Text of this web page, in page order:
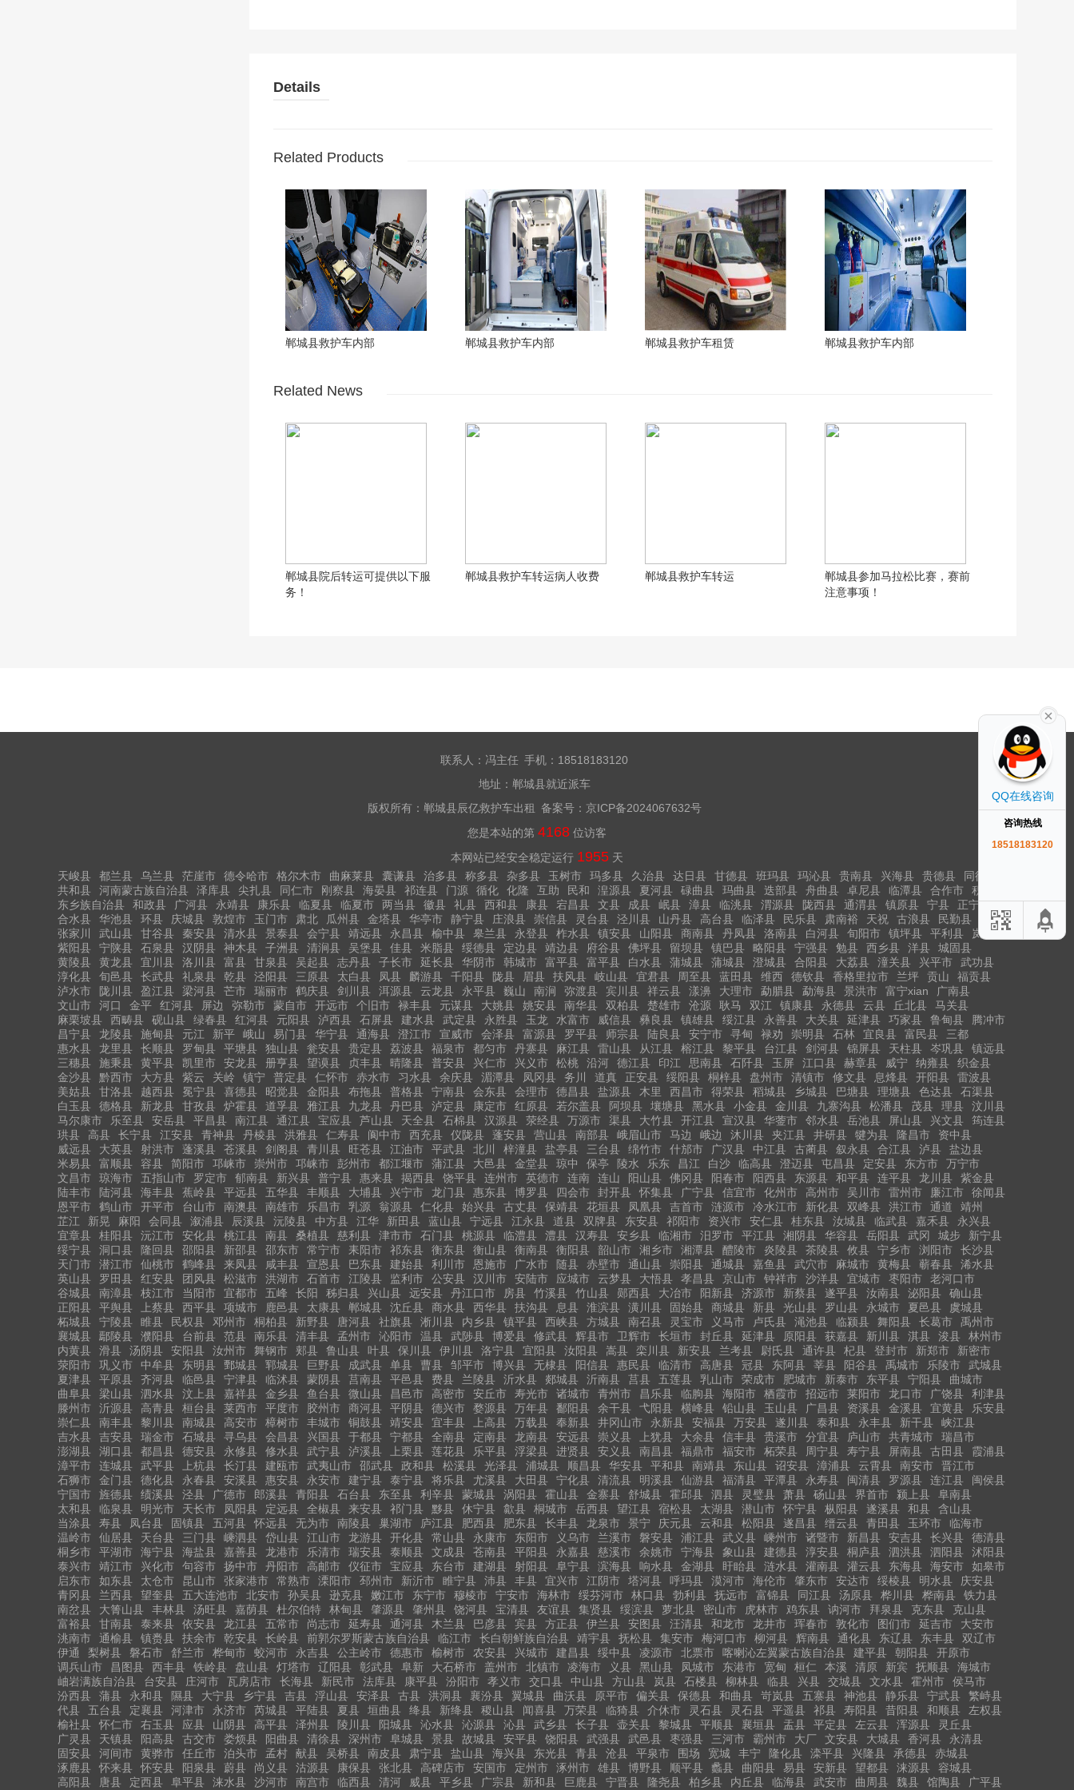
Details
Related Products
郸城县救护车内部 郸城县救护车内部 郸城县救护车租赁 郸城县救护车内部
Related News
郸城县院后转运可提供以下服
务！
郸城县救护车转运病人收费 郸城县救护车转运
郸城县参加马拉松比赛，赛前
注意事项！
联系人：冯主任 手机：18518183120
地址：郸城县就近派车
版权所有：郸城县辰亿救护车出租 备案号： 京ICP备2024067632号
您是本站的第 4168 位访客
本网站已经安全稳定运行 1955 天
天峻县
都兰县 乌兰县 茫崖市 德令哈市 格尔木市 曲麻莱县 囊谦县 治多县 称多县 杂多县 玉树市 玛多县 久治县 达日县 甘德县 班玛县 玛沁县 贵南县 兴海县 贵德县
同德县
共和县
河南蒙古族自治县 泽库县 尖扎县 同仁市 刚察县 海晏县 祁连县 门源 循化 化隆 互助 民和 湟源县 夏河县 碌曲县 玛曲县 迭部县 舟曲县 卓尼县 临潭县 合作市
积石山
东乡族自治县
和政县 广河县 永靖县 康乐县 临夏县 临夏市 两当县 徽县 礼县 西和县 康县 宕昌县 文县 成县 岷县 漳县 临洮县 渭源县 陇西县 通渭县 镇原县 宁县
正宁县
合水县
华池县 环县 庆城县 敦煌市 玉门市 肃北 瓜州县 金塔县 华亭市 静宁县 庄浪县 崇信县 灵台县 泾川县 山丹县 高台县 临泽县 民乐县 肃南裕 天祝 古浪县
民勤县
张家川
武山县 甘谷县 秦安县 清水县 景泰县 会宁县 靖远县 永昌县 榆中县 皋兰县 永登县 柞水县 镇安县 山阳县 商南县 丹凤县 洛南县 白河县 旬阳市 镇坪县 平利县
岚皋县
紫阳县
宁陕县 石泉县 汉阴县 神木县 子洲县 清涧县 吴堡县 佳县 米脂县 绥德县 定边县 靖边县 府谷县 佛坪县 留坝县 镇巴县 略阳县 宁强县 勉县 西乡县 洋县
城固县
黄陵县
黄龙县 宜川县 洛川县 富县 甘泉县 吴起县 志丹县 子长市 延长县 华阴市 韩城市 富平县 富平县 白水县 蒲城县 蒲城县 澄城县 合阳县 大荔县 潼关县 兴平市
武功县
淳化县
旬邑县 长武县 礼泉县 乾县 泾阳县 三原县 太白县 凤县 麟游县 千阳县 陇县 眉县 扶风县 岐山县 宜君县 周至县 蓝田县 维西 德钦县 香格里拉市 兰坪 贡山
福贡县
泸水市
陇川县 盈江县 梁河县 芒市 瑞丽市 鹤庆县 剑川县 洱源县 云龙县 永平县 巍山 南涧 弥渡县 宾川县 祥云县 漾濞 大理市 勐腊县 勐海县 景洪市 富宁xian
广南县
文山市
河口 金平 红河县 屏边 弥勒市 蒙自市 开远市 个旧市 禄丰县 元谋县 大姚县 姚安县 南华县 双柏县 楚雄市 沧源 耿马 双江 镇康县 永德县 云县 丘北县
马关县
麻栗坡县
西畴县 砚山县 绿春县 红河县 元阳县 泸西县 石屏县 建水县 武定县 永胜县 玉龙 水富市 威信县 彝良县 镇雄县 绥江县 永善县 大关县 延津县 巧家县 鲁甸县
腾冲市
昌宁县
龙陵县 施甸县 元江 新平 峨山 易门县 华宁县 通海县 澄江市 宣威市 会泽县 富源县 罗平县 师宗县 陆良县 安宁市 寻甸 禄劝 崇明县 石林 宜良县 富民县
三都
惠水县
龙里县 长顺县 罗甸县 平塘县 独山县 瓮安县 贵定县 荔波县 福泉市 都匀市 丹寨县 麻江县 雷山县 从江县 榕江县 黎平县 台江县 剑河县 锦屏县 天柱县 岑巩县
镇远县
三穗县
施秉县 黄平县 凯里市 安龙县 册亨县 望谟县 贞丰县 晴隆县 普安县 兴仁市 兴义市 松桃 沿河 德江县 印江 思南县 石阡县 玉屏 江口县 赫章县 威宁 纳雍县
织金县
金沙县
黔西市 大方县 紫云 关岭 镇宁 普定县 仁怀市 赤水市 习水县 余庆县 湄潭县 凤冈县 务川 道真 正安县 绥阳县 桐梓县 盘州市 清镇市 修文县 息烽县 开阳县
雷波县
美姑县
甘洛县 越西县 冕宁县 喜德县 昭觉县 金阳县 布拖县 普格县 宁南县 会东县 会理市 德昌县 盐源县 木里 西昌市 得荣县 稻城县 乡城县 巴塘县 理塘县 色达县
石渠县
白玉县
德格县 新龙县 甘孜县 炉霍县 道孚县 雅江县 九龙县 丹巴县 泸定县 康定市 红原县 若尔盖县 阿坝县 壤塘县 黑水县 小金县 金川县 九寨沟县 松潘县 茂县 理县
汶川县
马尔康市
乐至县 安岳县 平昌县 南江县 通江县 宝应县 芦山县 天全县 石棉县 汉源县 荥经县 万源市 渠县 大竹县 开江县 宣汉县 华蓥市 邻水县 岳池县 屏山县 兴文县
筠连县
珙县
高县 长宁县 江安县 青神县 丹棱县 洪雅县 仁寿县 阆中市 西充县 仪陇县 蓬安县 营山县 南部县 峨眉山市 马边 峨边 沐川县 夹江县 井研县 犍为县 隆昌市
资中县
威远县
大英县 射洪市 蓬溪县 苍溪县 剑阁县 青川县 旺苍县 江油市 平武县 北川 梓潼县 盐亭县 三台县 绵竹市 什邡市 广汉县 中江县 古蔺县 叙永县 合江县 泸县
盐边县
米易县
富顺县 容县 简阳市 邛崃市 崇州市 邛崃市 彭州市 都江堰市 蒲江县 大邑县 金堂县 琼中 保亭 陵水 乐东 昌江 白沙 临高县 澄迈县 屯昌县 定安县 东方市
万宁市
文昌市
琼海市 五指山市 罗定市 郁南县 新兴县 普宁县 惠来县 揭西县 饶平县 连州市 英德市 连南 连山 阳山县 佛冈县 阳春市 阳西县 东源县 和平县 连平县 龙川县
紫金县
陆丰市
陆河县 海丰县 蕉岭县 平远县 五华县 丰顺县 大埔县 兴宁市 龙门县 惠东县 博罗县 四会市 封开县 怀集县 广宁县 信宜市 化州市 高州市 吴川市 雷州市 廉江市
徐闻县
恩平市
鹤山市 开平市 台山市 南澳县 南雄市 乐昌市 乳源 翁源县 仁化县 始兴县 古丈县 保靖县 花垣县 凤凰县 吉首市 涟源市 冷水江市 新化县 双峰县 洪江市 通道
靖州
芷江
新晃 麻阳 会同县 溆浦县 辰溪县 沅陵县 中方县 江华 新田县 蓝山县 宁远县 江永县 道县 双牌县 东安县 祁阳市 资兴市 安仁县 桂东县 汝城县 临武县 嘉禾县
永兴县
宜章县
桂阳县 沅江市 安化县 桃江县 南县 桑植县 慈利县 津市市 石门县 桃源县 临澧县 澧县 汉寿县 安乡县 临湘市 汨罗市 平江县 湘阴县 华容县 岳阳县 武冈 城步
新宁县
绥宁县
洞口县 隆回县 邵阳县 新邵县 邵东市 常宁市 耒阳市 祁东县 衡东县 衡山县 衡南县 衡阳县 韶山市 湘乡市 湘潭县 醴陵市 炎陵县 茶陵县 攸县 宁乡市 浏阳市
长沙县
天门市
潜江市 仙桃市 鹤峰县 来凤县 咸丰县 宣恩县 巴东县 建始县 利川市 恩施市 广水市 随县 赤壁市 通山县 崇阳县 通城县 嘉鱼县 武穴市 麻城市 黄梅县 蕲春县
浠水县
英山县
罗田县 红安县 团风县 松滋市 洪湖市 石首市 江陵县 监利市 公安县 汉川市 安陆市 应城市 云梦县 大悟县 孝昌县 京山市 钟祥市 沙洋县 宜城市 枣阳市
老河口市
谷城县
南漳县 枝江市 当阳市 宜都市 五峰 长阳 秭归县 兴山县 远安县 丹江口市 房县 竹溪县 竹山县 郧西县 大冶市 阳新县 济源市 新蔡县 遂平县 汝南县 泌阳县
确山县
正阳县
平舆县 上蔡县 西平县 项城市 鹿邑县 太康县 郸城县 沈丘县 商水县 西华县 扶沟县 息县 淮滨县 潢川县 固始县 商城县 新县 光山县 罗山县 永城市 夏邑县
虞城县
柘城县
宁陵县 睢县 民权县 邓州市 桐柏县 新野县 唐河县 社旗县 淅川县 内乡县 镇平县 西峡县 方城县 南召县 灵宝市 义马市 卢氏县 渑池县 临颍县 舞阳县 长葛市
禹州市
襄城县
鄢陵县 濮阳县 台前县 范县 南乐县 清丰县 孟州市 沁阳市 温县 武陟县 博爱县 修武县 辉县市 卫辉市 长垣市 封丘县 延津县 原阳县 获嘉县 新川县 淇县 浚县
林州市
内黄县
滑县 汤阴县 安阳县 汝州市 舞钢市 郏县 鲁山县 叶县 保川县 伊川县 洛宁县 宜阳县 汝阳县 嵩县 栾川县 新安县 兰考县 尉氏县 通许县 杞县 登封市 新郑市
新密市
荥阳市
巩义市 中牟县 东明县 鄄城县 郓城县 巨野县 成武县 单县 曹县 邹平市 博兴县 无棣县 阳信县 惠民县 临清市 高唐县 冠县 东阿县 莘县 阳谷县 禹城市 乐陵市
武城县
夏津县
平原县 齐河县 临邑县 宁津县 临沭县 蒙阴县 莒南县 平邑县 费县 兰陵县 沂水县 郯城县 沂南县 莒县 五莲县 乳山市 荣成市 肥城市 新泰市 东平县 宁阳县
曲城市
曲阜县
梁山县 泗水县 汶上县 嘉祥县 金乡县 鱼台县 微山县 昌邑市 高密市 安丘市 寿光市 诸城市 青州市 昌乐县 临朐县 海阳市 栖霞市 招远市 莱阳市 龙口市 广饶县
利津县
滕州市
沂源县 高青县 桓台县 莱西市 平度市 胶州市 商河县 平阴县 德兴市 婺源县 万年县 鄱阳县 余干县 弋阳县 横峰县 铅山县 玉山县 广昌县 资溪县 金溪县 宜黄县
乐安县
崇仁县
南丰县 黎川县 南城县 高安市 樟树市 丰城市 铜鼓县 靖安县 宜丰县 上高县 万载县 奉新县 井冈山市 永新县 安福县 万安县 遂川县 泰和县 永丰县 新干县
峡江县
吉水县
吉安县 瑞金市 石城县 寻乌县 会昌县 兴国县 于都县 宁都县 全南县 定南县 龙南县 安远县 崇义县 上犹县 大余县 信丰县 贵溪市 分宜县 庐山市 共青城市
瑞昌市
澎湖县
湖口县 都昌县 德安县 永修县 修水县 武宁县 泸溪县 上栗县 莲花县 乐平县 浮梁县 进贤县 安义县 南昌县 福鼎市 福安市 柘荣县 周宁县 寿宁县 屏南县 古田县
霞浦县
漳平市
连城县 武平县 上杭县 长汀县 建瓯市 武夷山市 邵武县 政和县 松溪县 光泽县 浦城县 顺昌县 华安县 平和县 南靖县 东山县 诏安县 漳浦县 云霄县 南安市
晋江市
石狮市
金门县 德化县 永春县 安溪县 惠安县 永安市 建宁县 泰宁县 将乐县 尤溪县 大田县 宁化县 清流县 明溪县 仙游县 福清县 平潭县 永寿县 闽清县 罗源县 连江县
闽侯县
宁国市
旌德县 绩溪县 泾县 广德市 郎溪县 青阳县 石台县 东至县 利辛县 蒙城县 涡阳县 霍山县 金寨县 舒城县 霍邱县 泗县 灵璧县 萧县 砀山县 界首市 颍上县
阜南县
太和县
临泉县 明光市 天长市 凤阳县 定远县 全椒县 来安县 祁门县 黟县 休宁县 歙县 桐城市 岳西县 望江县 宿松县 太湖县 潜山市 怀宁县 枞阳县 遂溪县 和县
含山县
当涂县
寿县 凤台县 固镇县 五河县 怀远县 无为市 南陵县 巢湖市 庐江县 肥西县 肥东县 长丰县 龙泉市 景宁 庆元县 云和县 松阳县 遂昌县 缙云县 青田县 玉环市
临海市
温岭市
仙居县 天台县 三门县 嵊泗县 岱山县 江山市 龙游县 开化县 常山县 永康市 东阳市 义乌市 兰溪市 磐安县 浦江县 武义县 嵊州市 诸暨市 新昌县 安吉县 长兴县
德清县
桐乡市
平湖市 海宁县 海盐县 嘉善县 龙港市 乐清市 瑞安县 泰顺县 文成县 苍南县 平阳县 永嘉县 慈溪市 余姚市 宁海县 象山县 建德县 淳安县 桐庐县 泗洪县 泗阳县
沭阳县
泰兴市
靖江市 兴化市 句容市 扬中市 丹阳市 高邮市 仪征市 宝应县 东台市 建湖县 射阳县 阜宁县 滨海县 响水县 金湖县 盱眙县 涟水县 灌南县 灌云县 东海县 海安市
如皋市
启东市
如东县 太仓市 昆山市 张家港市 常熟市 溧阳市 邳州市 新沂市 睢宁县 沛县 丰县 宜兴市 江阴市 塔河县 呼玛县 漠河市 海伦市 肇东市 安达市 绥棱县 明水县
庆安县
青冈县
兰西县 望奎县 五大连池市 北安市 孙吴县 逊克县 嫩江市 东宁市 穆棱市 宁安市 海林市 绥芬河市 林口县 勃利县 抚远市 富锦县 同江县 汤原县 桦川县 桦南县
铁力县
南岔县
大箐山县 丰林县 汤旺县 嘉荫县 杜尔伯特 林甸县 肇源县 肇州县 饶河县 宝清县 友谊县 集贤县 绥滨县 萝北县 密山市 虎林市 鸡东县 讷河市 拜泉县 克东县
克山县
富裕县
甘南县 泰来县 依安县 龙江县 五常市 尚志市 延寿县 通河县 木兰县 巴彦县 宾县 方正县 伊兰县 安图县 汪清县 和龙市 龙井市 珲春市 敦化市 图们市 延吉市
大安市
洮南市
通榆县 镇赉县 扶余市 乾安县 长岭县 前郭尔罗斯蒙古族自治县 临江市 长白朝鲜族自治县 靖宇县 抚松县 集安市 梅河口市 柳河县 辉南县 通化县 东辽县 东丰县
双辽市
伊通
梨树县 磐石市 舒兰市 桦甸市 蛟河市 永吉县 公主岭市 德惠市 榆树市 农安县 兴城市 建昌县 绥中县 凌源市 北票市 喀喇沁左翼蒙古族自治县 建平县 朝阳县
开原市
调兵山市
昌图县 西丰县 铁岭县 盘山县 灯塔市 辽阳县 彰武县 阜新 大石桥市 盖州市 北镇市 凌海市 义县 黑山县 凤城市 东港市 宽甸 桓仁 本溪 清原 新宾 抚顺县
海城市
岫岩满族自治县
台安县 庄河市 瓦房店市 长海县 新民市 法库县 康平县 汾阳市 孝义市 交口县 中山县 方山县 岚县 石楼县 柳林县 临县 兴县 交城县 文水县 霍州市
侯马市
汾西县
蒲县 永和县 隰县 大宁县 乡宁县 吉县 浮山县 安泽县 古县 洪洞县 襄汾县 翼城县 曲沃县 原平市 偏关县 保德县 和曲县 岢岚县 五寨县 神池县 静乐县 宁武县
繁峙县
代县
五台县 定襄县 河津市 永济市 芮城县 平陆县 夏县 垣曲县 绛县 新绛县 稷山县 闻喜县 万荣县 临猗县 介休市 灵石县 灵石县 平遥县 祁县 寿阳县 昔阳县 和顺县
左权县
榆社县
怀仁市 右玉县 应县 山阴县 高平县 泽州县 陵川县 阳城县 沁水县 沁源县 沁县 武乡县 长子县 壶关县 黎城县 平顺县 襄垣县 盂县 平定县 左云县 浑源县
灵丘县
广灵县
天镇县 阳高县 古交市 娄烦县 阳曲县 清徐县 深州市 阜城县 景县 故城县 安平县 饶阳县 武强县 武邑县 枣强县 三河市 霸州市 大厂 文安县 大城县 香河县
永清县
固安县
河间市 黄骅市 任丘市 泊头市 孟村 献县 吴桥县 南皮县 肃宁县 盐山县 海兴县 东光县 青县 沧县 平泉市 围场 宽城 丰宁 隆化县 滦平县 兴隆县 承德县
赤城县
涿鹿县
怀来县 怀安县 阳泉县 蔚县 尚义县 沽源县 康保县 张北县 高碑店市 安国市 定州市 涿州市 雄县 博野县 顺平县 蠡县 曲阳县 易县 安新县 望都县 涞源县
容城县
高阳县
唐县 定西县 阜平县 涞水县 沙河市 南宫市 临西县 清河 威县 平乡县 广宗县 新和县 巨鹿县 宁晋县 隆尧县 柏乡县 内丘县 临海县 武安市 曲周县 魏县 馆陶县 广平县
QQ在线咨询
咨询热线
18518183120